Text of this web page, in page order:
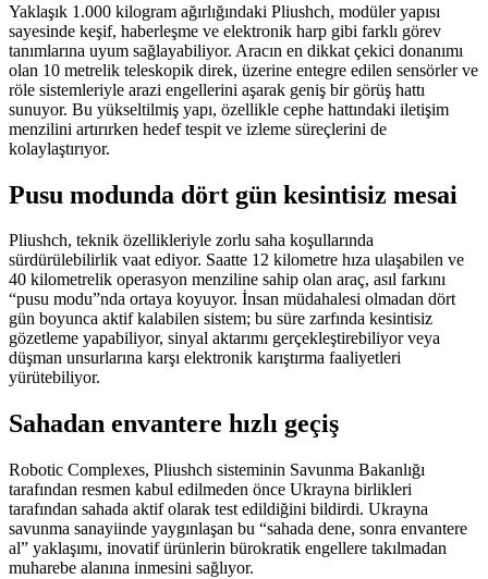
Yaklaşık 1.000 kilogram ağırlığındaki Pliushch, modüler yapısı
sayesinde keşif, haberleşme ve elektronik harp gibi farklı görev
tanımlarına uyum sağlayabiliyor. Aracın en dikkat çekici donanımı
olan 10 metrelik teleskopik direk, üzerine entegre edilen sensörler ve
röle sistemleriyle arazi engellerini aşarak geniş bir görüş hattı
sunuyor. Bu yükseltilmiş yapı, özellikle cephe hattındaki iletişim
menzilini artırırken hedef tespit ve izleme süreçlerini de
kolaylaştırıyor.
Pusu modunda dört gün kesintisiz mesai
Pliushch, teknik özellikleriyle zorlu saha koşullarında
sürdürülebilirlik vaat ediyor. Saatte 12 kilometre hıza ulaşabilen ve
40 kilometrelik operasyon menziline sahip olan araç, asıl farkını
“pusu modu”nda ortaya koyuyor. İnsan müdahalesi olmadan dört
gün boyunca aktif kalabilen sistem; bu süre zarfında kesintisiz
gözetleme yapabiliyor, sinyal aktarımı gerçekleştirebiliyor veya
düşman unsurlarına karşı elektronik karıştırma faaliyetleri
yürütebiliyor.
Sahadan envantere hızlı geçiş
Robotic Complexes, Pliushch sisteminin Savunma Bakanlığı
tarafından resmen kabul edilmeden önce Ukrayna birlikleri
tarafından sahada aktif olarak test edildiğini bildirdi. Ukrayna
savunma sanayiinde yaygınlaşan bu “sahada dene, sonra envantere
al” yaklaşımı, inovatif ürünlerin bürokratik engellere takılmadan
muharebe alanına inmesini sağlıyor.